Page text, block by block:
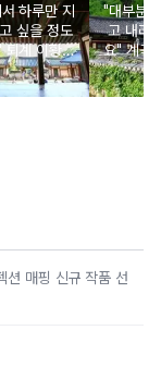
하루만 지
싶을 정도
퇴계 이황이
어 더욱 유
진 서당
"대부분
고 내려
요" 계곡
는 입구
션 매핑 신규 작품 선